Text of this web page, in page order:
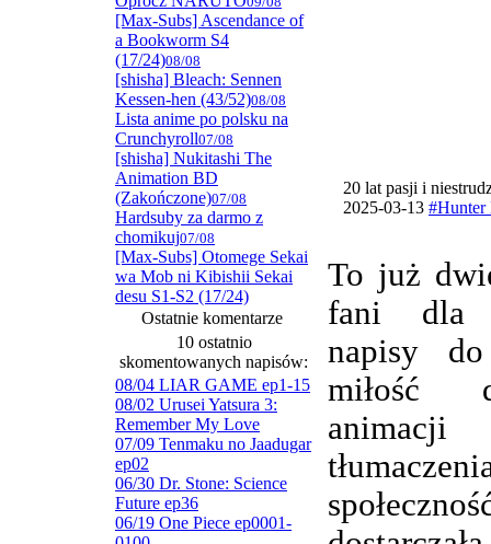
[Max-Subs] Ascendance of
a Bookworm S4
(17/24)08/08
[shisha] Bleach: Sennen
Kessen-hen (43/52)08/08
Lista anime po polsku na
Crunchyroll07/08
[shisha] Nukitashi The
Animation BD
(Zakończone)07/08
Hardsuby za darmo z
chomikuj07/08
[Max-Subs] Otomege Sekai
wa Mob ni Kibishii Sekai
desu S1-S2 (17/24)
Ostatnie komentarze
10 ostatnio
skomentowanych napisów:
08/04 LIAR GAME ep1-15
08/02 Urusei Yatsura 3:
Remember My Love
07/09 Tenmaku no Jaadugar
ep02
06/30 Dr. Stone: Science
Future ep36
06/19 One Piece ep0001-
20 lat pasji i
2025-03-13
To już
fani dla
napisy
miłość